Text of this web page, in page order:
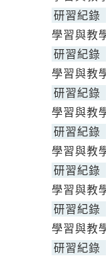
研習紀錄
學習與教
研習紀錄
學習與教
研習紀錄
學習與教
研習紀錄
學習與教
研習紀錄
學習與教
研習紀錄
學習與教
研習紀錄